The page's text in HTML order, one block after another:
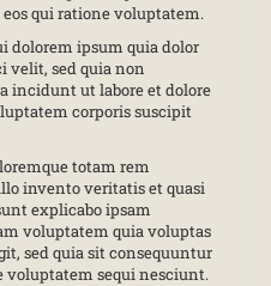
qui ratione voluptatem.
dolorem ipsum quia dolor
velit, sed quia non
incidunt ut labore et dolore
corporis suscipit
totam rem
invento veritatis et quasi
explicabo ipsam
voluptatem quia voluptas
sed quia sit consequuntur
voluptatem sequi nesciunt.